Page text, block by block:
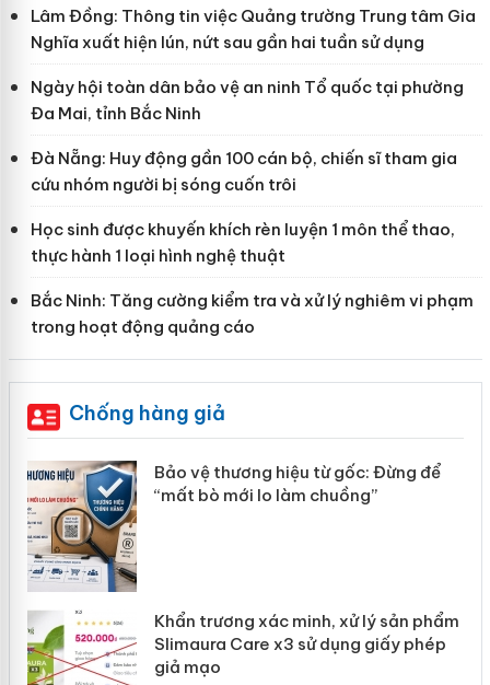
Lâm Đồng: Thông tin việc Quảng trường Trung tâm Gia
Nghĩa xuất hiện lún, nứt sau gần hai tuần sử dụng
Ngày hội toàn dân bảo vệ an ninh Tổ quốc tại phường
Đa Mai, tỉnh Bắc Ninh
Đà Nẵng: Huy động gần 100 cán bộ, chiến sĩ tham gia
cứu nhóm người bị sóng cuốn trôi
Học sinh được khuyến khích rèn luyện 1 môn thể thao,
thực hành 1 loại hình nghệ thuật
Bắc Ninh: Tăng cường kiểm tra và xử lý nghiêm vi phạm
trong hoạt động quảng cáo
Chống hàng giả
Bảo vệ thương hiệu từ gốc: Đừng để
“mất bò mới lo làm chuồng”
Khẩn trương xác minh, xử lý sản phẩm
Slimaura Care x3 sử dụng giấy phép
giả mạo